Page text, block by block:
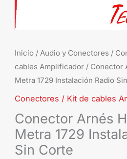
Inicio / Audio y Conectores /
cables Amplificador / Conector
Metra 1729 Instalación Radio
Conectores / Kit de cables
Conector Arnés
Metra 1729
Sin Corte
Corte
cantidad